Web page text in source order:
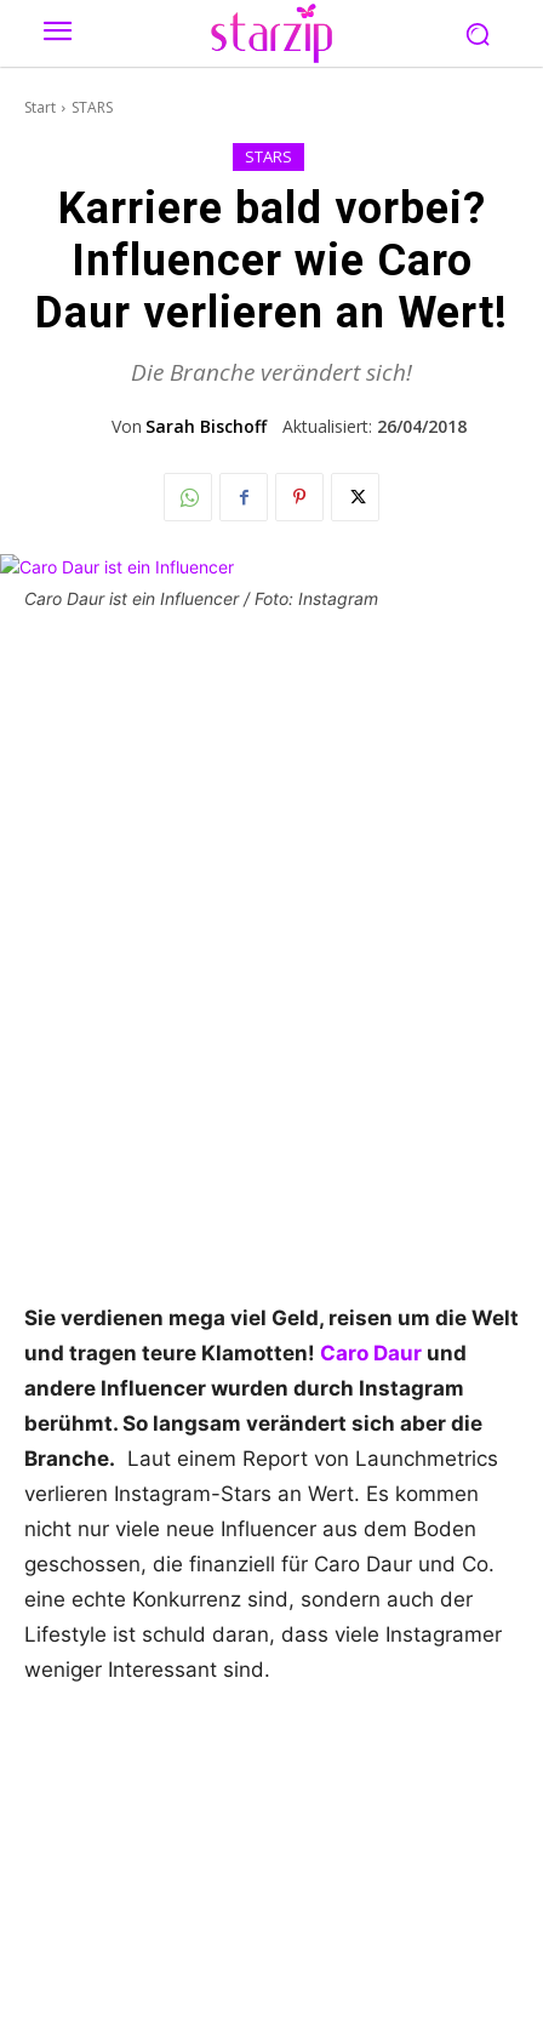
Start STARS
STARS
Karriere bald vorbei?
Influencer wie Caro
Daur verlieren an Wert!
Die Branche verändert sich!
Von Sarah Bischoff Aktualisiert: 26/04/2018
Caro Daur ist ein Influencer / Foto: Instagram
Sie verdienen mega viel Geld, reisen um die Welt
und tragen teure Klamotten! Caro Daur und
andere Influencer wurden durch Instagram
berühmt. So langsam verändert sich aber die
Branche. Laut einem Report von Launchmetrics
verlieren Instagram-Stars an Wert. Es kommen
nicht nur viele neue Influencer aus dem Boden
geschossen, die finanziell für Caro Daur und Co.
eine echte Konkurrenz sind, sondern auch der
Lifestyle ist schuld daran, dass viele Instagramer
weniger Interessant sind.